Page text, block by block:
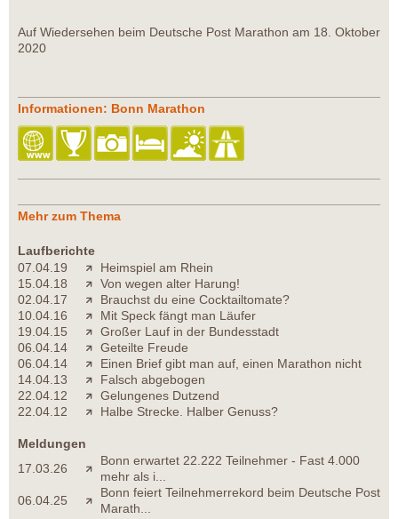
Auf Wiedersehen beim Deutsche Post Marathon am 18. Oktober
2020
Informationen: Bonn Marathon
Mehr zum Thema
Laufberichte
07.04.19
Heimspiel am Rhein
15.04.18
Von wegen alter Harung!
02.04.17
Brauchst du eine Cocktailtomate?
10.04.16
Mit Speck fängt man Läufer
19.04.15
Großer Lauf in der Bundesstadt
06.04.14
Geteilte Freude
06.04.14
Einen Brief gibt man auf, einen Marathon nicht
14.04.13
Falsch abgebogen
22.04.12
Gelungenes Dutzend
22.04.12
Halbe Strecke. Halber Genuss?
Meldungen
17.03.26
Bonn erwartet 22.222 Teilnehmer - Fast 4.000
mehr als i...
06.04.25
Bonn feiert Teilnehmerrekord beim Deutsche Post
Marath...